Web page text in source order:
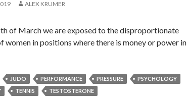
ALEX KRUMER
of March we are exposed to the disproportionate
women in positions where there is money or power in
JUDO PERFORMANCE PRESSURE
PSYCHOLOGY
TENNIS TESTOSTERONE